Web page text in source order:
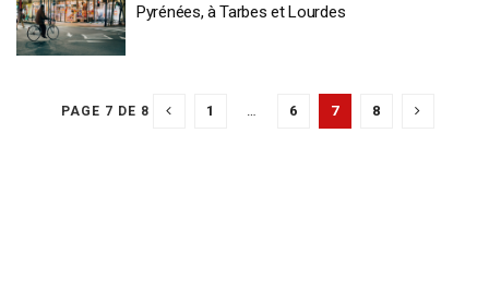
Pyrénées, à Tarbes et Lourdes
PAGE 7 DE 8 1 … 6 7 8